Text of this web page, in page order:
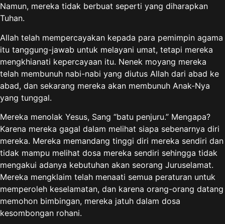
Namun, mereka tidak berbuat seperti yang diharapkan
Tuhan.
Allah telah mempercayakan kepada para pemimpin agama
itu tanggung-jawab untuk melayani umat, tetapi mereka
mengkhianati kepercayaan itu. Nenek moyang mereka
telah membunuh nabi-nabi yang diutus Allah dari abad ke
abad, dan sekarang mereka akan membunuh Anak-Nya
yang tunggal.
Mereka menolak Yesus, Sang “batu penjuru.” Mengapa?
Karena mereka gagal dalam melihat siapa sebenarnya diri
mereka. Mereka memandang tinggi diri mereka sendiri dan
tidak mampu melihat dosa mereka sendiri sehingga tidak
mengakui adanya kebutuhan akan seorang Juruselamat.
Mereka mengklaim telah menaati semua peraturan untuk
memperoleh keselamatan, dan karena orang-orang datang
memohon bimbingan, mereka jatuh dalam dosa
kesombongan rohani.